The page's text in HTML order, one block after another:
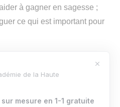
à gagner en sagesse ;
ce qui est important pour
;
sûr de qui vous êtes ;